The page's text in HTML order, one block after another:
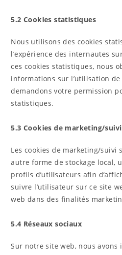
5.2 Cookies statistiques
Nous utilisons des cookies
l’expérience des internautes
ces cookies statistiques, nous
informations sur l’utilisation
demandons votre permission
statistiques.
5.3 Cookies de marketing/suivi
Les cookies de marketing/suivi
autre forme de stockage local,
profils d’utilisateurs afin
suivre l’utilisateur sur ce site
web dans des finalités
5.4 Réseaux sociaux
Sur notre site web, nous avons